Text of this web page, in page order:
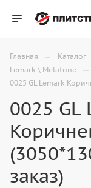
Главная — Каталог
Lemark \ Melatone —
0025 GL Lemark
0025 GL
заказ)